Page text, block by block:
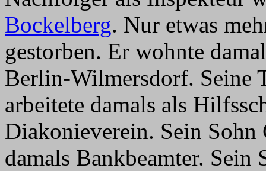
Bockelberg. Nur etwas
gestorben. Er wohnte
Berlin-Wilmersdorf. Seine
arbeitete damals als
Diakonieverein. Sein Sohn
damals Bankbeamter. Sein